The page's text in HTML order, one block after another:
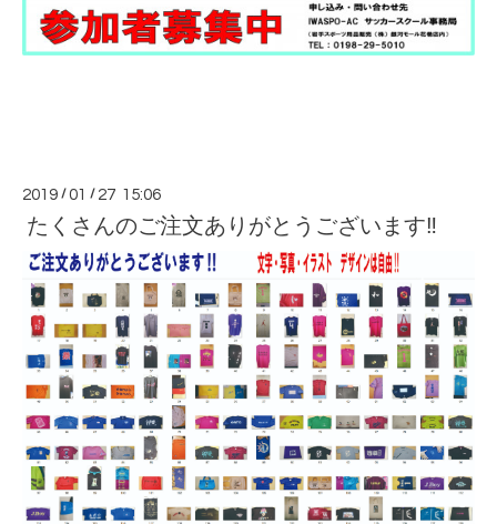
2019 /01 / 27 15:06
たくさんのご注文ありがとうございます‼